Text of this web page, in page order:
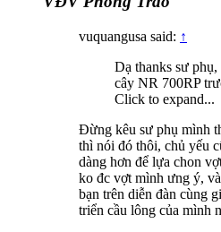
vuquangusa said: ↑
Dạ thanks sư phụ,
cây NR 700RP
Click to expand...
Đừng kêu sư phụ mình
thì nói đó thôi, chủ yếu
dàng hơn để lựa chon
ko đc vợt mình ưng ý,
bạn trên diễn đàn cùng
triển cầu lông của mình